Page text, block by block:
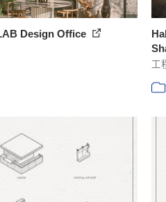
Design Office
工